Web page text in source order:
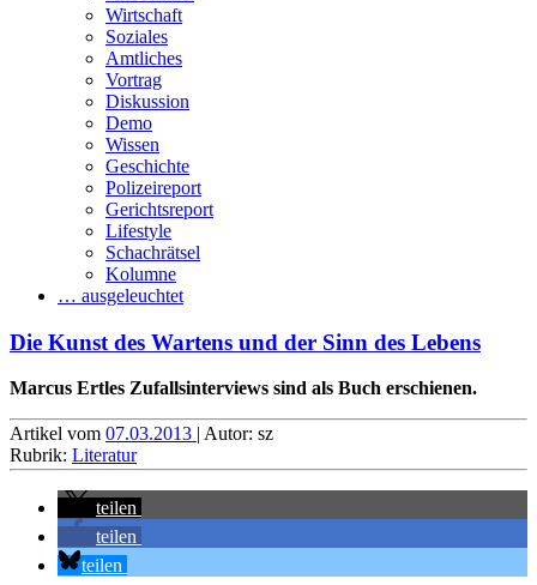
Wirtschaft
Soziales
Amtliches
Vortrag
Diskussion
Demo
Wissen
Geschichte
Polizeireport
Gerichtsreport
Lifestyle
Schachrätsel
Kolumne
… ausgeleuchtet
Die Kunst des Wartens und der Sinn des Lebens
Marcus Ertles Zufallsinterviews sind als Buch erschienen.
Artikel vom 07.03.2013 | Autor: sz
Rubrik: Literatur
teilen
teilen
teilen